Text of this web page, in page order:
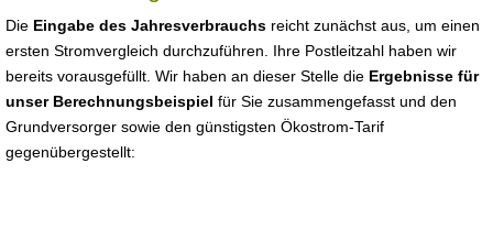
Die Eingabe des Jahresverbrauchs reicht zunächst aus, um einen
ersten Stromvergleich durchzuführen. Ihre Postleitzahl haben wir
bereits vorausgefüllt. Wir haben an dieser Stelle die Ergebnisse für
unser Berechnungsbeispiel für Sie zusammengefasst und den
Grundversorger sowie den günstigsten Ökostrom-Tarif
gegenübergestellt: